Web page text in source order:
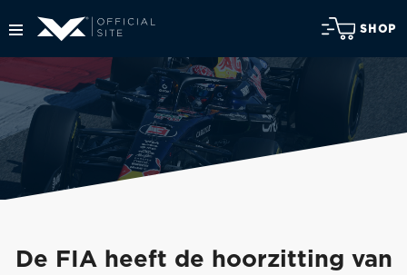
SHOP
De FIA heeft de hoorzitting van